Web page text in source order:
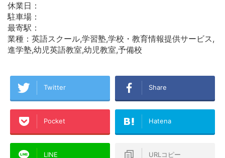
休業日：
駐車場：
最寄駅：
業種：英語スクール,学習塾,学校・教育情報提供サービス,
進学塾,幼児英語教室,幼児教室,予備校
Twitter Share
Pocket Hatena
LINE URLコピー